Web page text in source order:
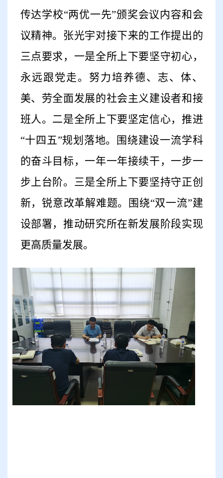
传达学校“两优一先”颁奖会议内容和会
议精神。张光宇对接下来的工作提出的
三点要求，一是全所上下要坚守初心，
永远跟党走。努力培养德、志、体、
美、劳全面发展的社会主义建设者和接
班人。二是全所上下要坚定信心，推进
“十四五”规划落地。围绕建设一流学科
的奋斗目标，一年一年接续干，一步一
步上台阶。三是全所上下要坚持守正创
新，锐意改革解难题。围绕“双一流”建
设部署，推动研究所在新发展阶段实现
更高质量发展。